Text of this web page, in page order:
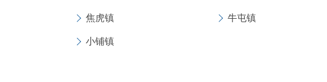
焦虎镇 牛屯镇
小铺镇